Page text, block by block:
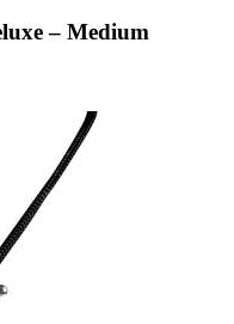
– Medium